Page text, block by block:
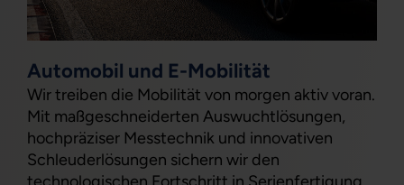
Automobil und E-Mobilität
Wir treiben die Mobilität von morgen aktiv voran.
Mit maßgeschneiderten Auswuchtlösungen,
hochpräziser Messtechnik und innovativen
Schleuderlösungen sichern wir den